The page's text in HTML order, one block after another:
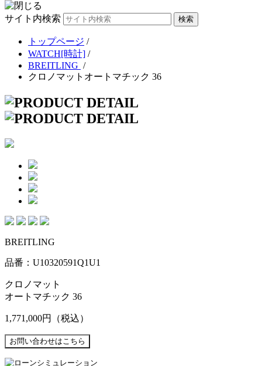
サイト内検索
トップページ /
WATCH[時計] /
BREITLING /
クロノマットオートマチック 36
BREITLING
品番：U10320591Q1U1
クロノマット
オートマチック 36
1,771,000円 （税込）